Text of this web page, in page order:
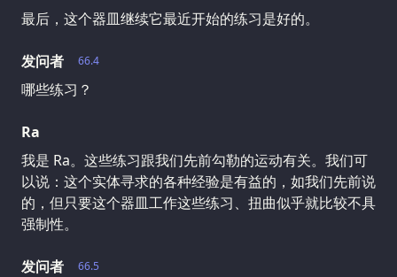
最后，这个器皿继续它最近开始的练习是好的。
66.4
发问者
哪些练习？
Ra
我是 Ra。这些练习跟我们先前勾勒的运动有关。我们可
以说：这个实体寻求的各种经验是有益的，如我们先前说
的，但只要这个器皿工作这些练习、扭曲似乎就比较不具
强制性。
66.5
发问者